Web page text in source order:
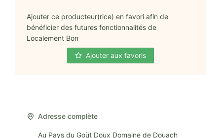
Ajouter ce producteur(rice) en favori afin de
bénéficier des futures fonctionnalités de
Localement Bon
Ajouter aux favoris
Adresse complète
Au Pays du Goüt Doux Domaine de Douach